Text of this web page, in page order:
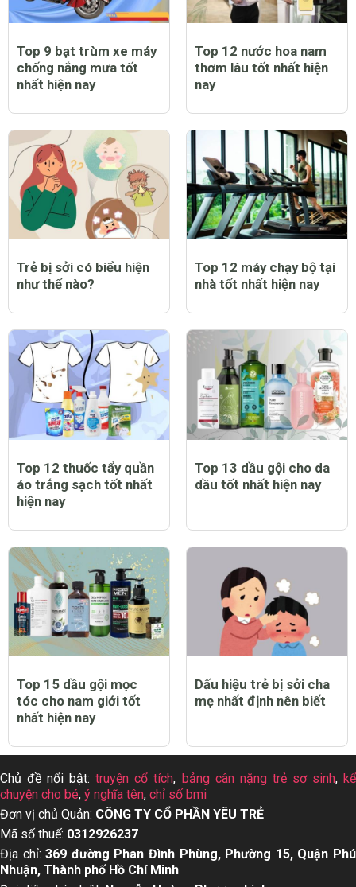
Top 9 bạt trùm xe máy
chống nắng mưa tốt
nhất hiện nay
Top 12 nước hoa nam
thơm lâu tốt nhất hiện
nay
Trẻ bị sởi có biểu hiện
như thế nào?
Top 12 máy chạy bộ tại
nhà tốt nhất hiện nay
Top 12 thuốc tẩy quần
áo trắng sạch tốt nhất
hiện nay
Top 13 dầu gội cho da
dầu tốt nhất hiện nay
Top 15 dầu gội mọc
tóc cho nam giới tốt
nhất hiện nay
Dấu hiệu trẻ bị sởi cha
mẹ nhất định nên biết
Chủ đề nổi bật:truyện cổ tích, bảng cân nặng trẻ sơ sinh,kể
chuyện cho bé, ý nghĩa tên, chỉ số bmi
Đơn vị chủ Quản: CÔNG TY CỔ PHẦN YÊU TRẺ
Mã số thuế: 0312926237
Địa chỉ:369 đường Phan Đình Phùng, Phường 15, Quận Phú
Nhuận, Thành phố Hồ Chí Minh